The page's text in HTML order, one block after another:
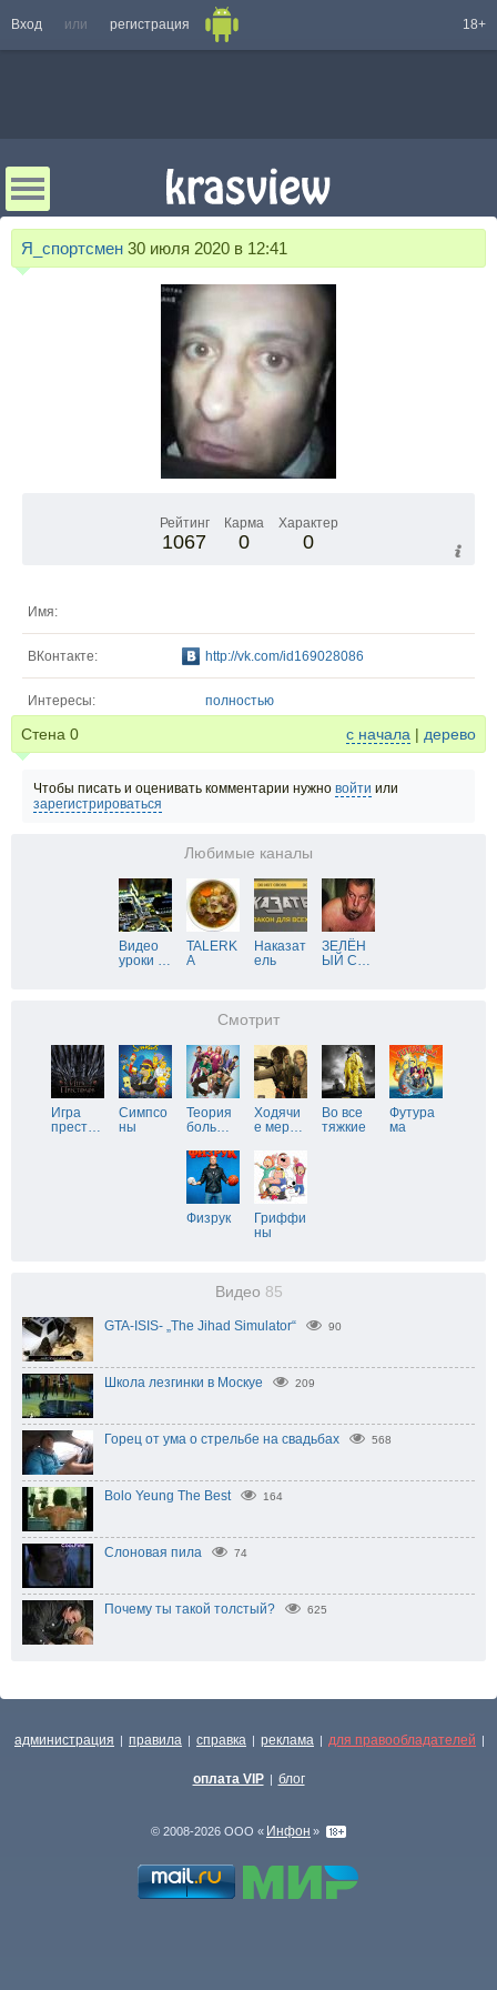
Вход или регистрация 18+
Я_спортсмен 30 июля 2020 в 12:41
Рейтинг
1067
Карма
0
Характер
0
Имя:
ВКонтакте: http://vk.com/id169028086
Интересы: полностью
Стена 0 с начала | дерево
Чтобы писать и оценивать комментарии нужно войти или
зарегистрироваться
Любимые каналы
Видео
уроки …
TALERK
A
Наказат
ель
ЗЕЛЁН
ЫЙ С…
Смотрит
Игра
прест…
Симпсо
ны
Теория
боль…
Ходячи
е мер…
Во все
тяжкие
Футура
ма
Физрук
Гриффи
ны
Видео 85
GTA-ISIS- „The Jihad Simulator“ 90
Школа лезгинки в Москуе 209
Горец от ума о стрельбе на свадьбах 568
Bolo Yeung The Best 164
Слоновая пила 74
Почему ты такой толстый? 625
администрация | правила | справка | реклама | для правообладателей |
оплата VIP | блог
© 2008-2026 ООО « Инфон »